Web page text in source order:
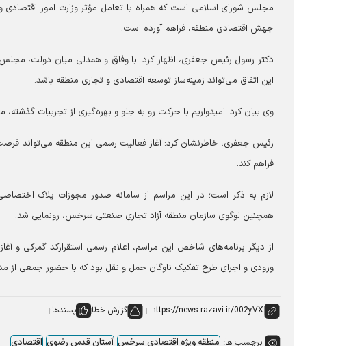
مجلس شورای اسلامی است که همراه با تعامل مؤثر وزارت امور اقتصادی و
جهش اقتصادی منطقه، فراهم آورده است.
دکتر رسول رئیس جعفری، اظهار کرد: با وفاق و همدلی میان دولت،
این اتفاق می‌تواند زمینه‌ساز توسعه اقتصادی و تجاری منطقه باشد.
وی بیان کرد: امیدواریم با حرکت رو به جلو و بهره‌گیری از تجربیات
رئیس جعفری، خاطرنشان کرد: آغاز فعالیت رسمی این منطقه می‌تواند
فراهم کند.
لازم به ذکر است؛ در این مراسم از سامانه صدور مجوزات پلاک
همچنین لوگوی سازمان منطقه آزاد تجاری صنعتی سرخس، رونمایی شد.
از دیگر برنامه‌های شاخص این مراسم، اعلام رسمی استقرارکد گمرکی و
ورودی و اجرای طرح تفکیک ناوگان حمل و نقل بود که با حضور جمعی از
گزارش خطا پسندها:
برچسب ها: منطقه ویژه اقتصادی سرخس آستان قدس رضوی اقتصادی